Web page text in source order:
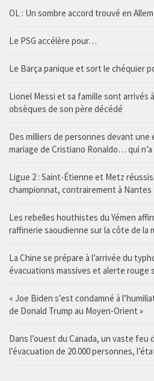
OL : Un sombre accord trouvé en
Le PSG accélère pour…
Le Barça panique et sort le chéquier
Lionel Messi et sa famille sont arrivés
obsèques de son père décédé
Des milliers de personnes devant
mariage de Cristiano Ronaldo… qui n’a
Ligue 2 : Saint-Étienne et Metz
championnat, contrairement à Nantes
Les rebelles houthistes du Yémen
raffinerie saoudienne sur la côte de la
La Chine se prépare à l’arrivée du
évacuations massives et alerte rouge
« Joe Biden s’est condamné à
de Donald Trump au Moyen-Orient »
Dans l’ouest du Canada, un vaste
l’évacuation de 20.000 personnes,